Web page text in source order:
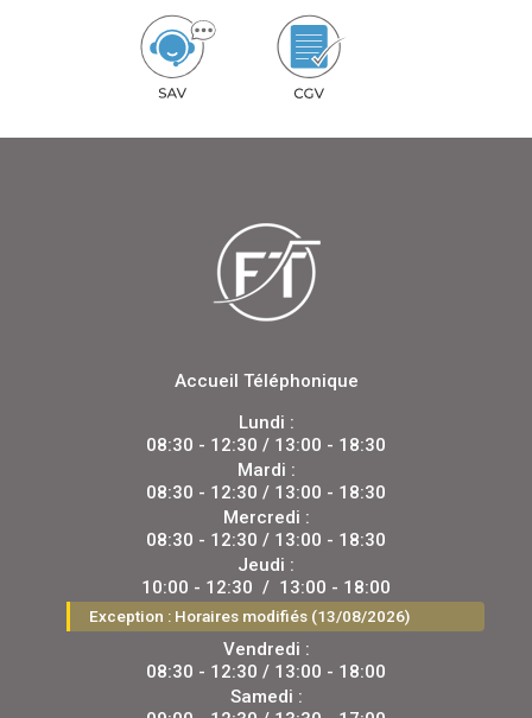
Accueil Téléphonique
Lundi :
08:30 - 12:30 / 13:00 - 18:30
Mardi :
08:30 - 12:30 / 13:00 - 18:30
Mercredi :
08:30 - 12:30 / 13:00 - 18:30
Jeudi :
10:00 - 12:30 / 13:00 - 18:00
Exception : Horaires modifiés (13/08/2026)
Vendredi :
08:30 - 12:30 / 13:00 - 18:00
Samedi :